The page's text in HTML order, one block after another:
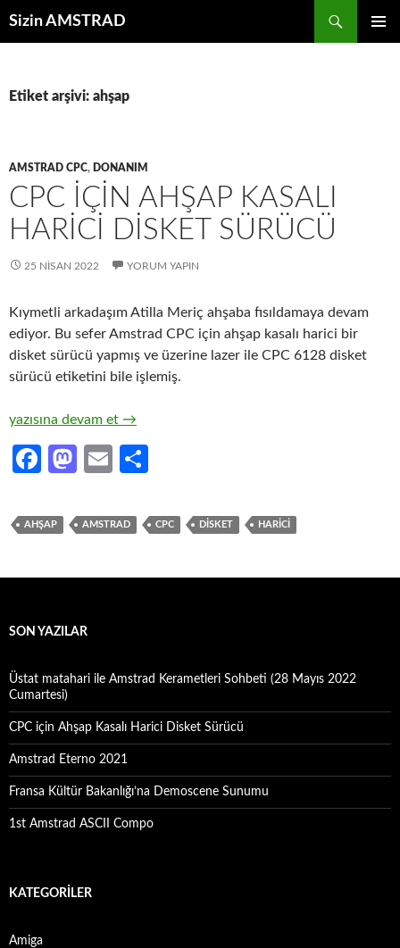
Sizin AMSTRAD
Etiket arşivi: ahşap
AMSTRAD CPC, DONANIM
CPC IÇIN AHŞAP KASALI
HARICI DISKET SÜRÜCÜ
25 NISAN 2022 YORUM YAPIN
Kıymetli arkadaşım Atilla Meriç ahşaba fısıldamaya devam
ediyor. Bu sefer Amstrad CPC için ahşap kasalı harici bir
disket sürücü yapmış ve üzerine lazer ile CPC 6128 disket
sürücü etiketini bile işlemiş.
CPC için Ahşap Kasalı Harici Disket Sürücü
yazısına devam et →
Fa
b
o
M
to
o
E
ail ar
AHŞAP AMSTRAD CPC DISKET HARICI
SON YAZILAR
Üstat matahari ile Amstrad Kerametleri Sohbeti (28 Mayıs 2022
Cumartesi)
CPC için Ahşap Kasalı Harici Disket Sürücü
Amstrad Eterno 2021
Fransa Kültür Bakanlığı’na Demoscene Sunumu
1st Amstrad ASCII Compo
KATEGORILER
Amiga